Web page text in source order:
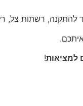
להתקנה, רשתות צל,
למציאות!